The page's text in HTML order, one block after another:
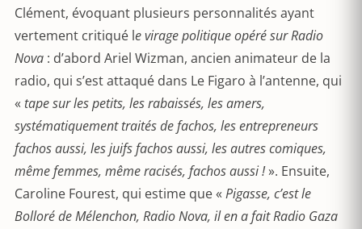
Clément, évoquant plusieurs personnalités ayant
vertement critiqué le virage politique opéré sur Radio
Nova : d’abord Ariel Wizman, ancien animateur de la
radio, qui s’est attaqué dans Le Figaro à l’antenne, qui
« tape sur les petits, les rabaissés, les amers,
systématiquement traités de fachos, les entrepreneurs
fachos aussi, les juifs fachos aussi, les autres comiques,
même femmes, même racisés, fachos aussi !». Ensuite,
Caroline Fourest, qui estime que « Pigasse, c’est le
Bolloré de Mélenchon, Radio Nova, il en a fait Radio Gaza